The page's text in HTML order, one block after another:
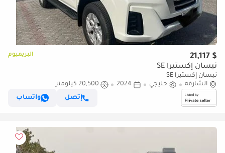
$ 21,117 البريميوم
نيسان إكستيرا SE
نيسان إكستيرا SE
الشارقة
خليجي 2024
20,500 كيلومتر
إتصل
واتساب